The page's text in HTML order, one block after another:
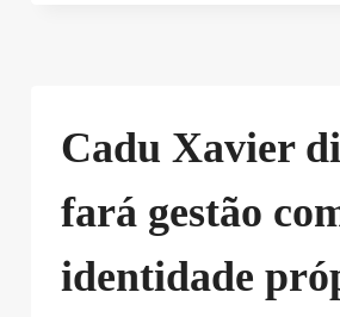
Cadu Xavier
fará gestão
identidade